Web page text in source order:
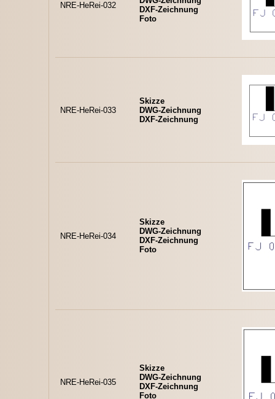
NRE-HeRei-032
DXF-Zeichnung
Foto
NRE-HeRei-033
Skizze
DWG-Zeichnung
DXF-Zeichnung
NRE-HeRei-034
Skizze
DWG-Zeichnung
DXF-Zeichnung
Foto
NRE-HeRei-035
Skizze
DWG-Zeichnung
DXF-Zeichnung
Foto